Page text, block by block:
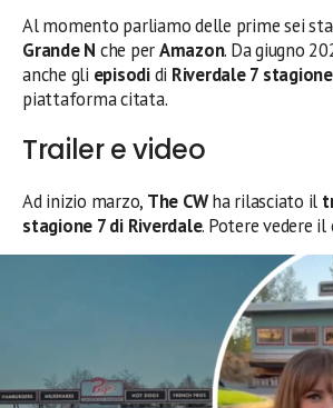
Al momento parliamo delle prime sei
Grande N che perAmazon. Da giugno
anche gli episodidi Riverdale 7 stagione
piattaforma citata.
Trailer e video
Ad inizio marzo, The CWha rilasciato il
stagione 7 di Riverdale. Potere vedere